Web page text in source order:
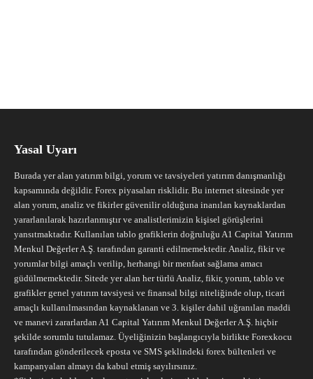
Yasal Uyarı
Burada yer alan yatırım bilgi, yorum ve tavsiyeleri yatırım danışmanlığı
kapsamında değildir. Forex piyasaları risklidir. Bu internet sitesinde yer
alan yorum, analiz ve fikirler güvenilir olduğuna inanılan kaynaklardan
yararlanılarak hazırlanmıştır ve analistlerimizin kişisel görüşlerini
yansıtmaktadır. Kullanılan tablo grafiklerin doğruluğu A1 Capital Yatırım
Menkul Değerler A.Ş. tarafından garanti edilmemektedir. Analiz, fikir ve
yorumlar bilgi amaçlı verilip, herhangi bir menfaat sağlama amacı
güdülmemektedir. Sitede yer alan her türlü Analiz, fikir, yorum, tablo ve
grafikler genel yatırım tavsiyesi ve finansal bilgi niteliğinde olup, ticari
amaçlı kullanılmasından kaynaklanan ve 3. kişiler dahil uğranılan maddi
ve manevi zararlardan A1 Capital Yatırım Menkul Değerler A.Ş. hiçbir
şekilde sorumlu tutulamaz. Üyeliğinizin başlangıcıyla birlikte Forexkocu
tarafından gönderilecek eposta ve SMS şeklindeki forex bültenleri ve
kampanyaları almayı da kabul etmiş sayılırsınız.